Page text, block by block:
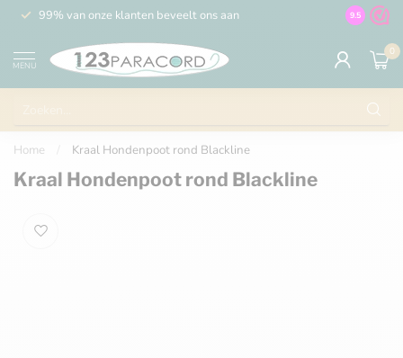
99% van onze klanten beveelt ons aan 100% de
9.5
MENU
0
Home Kraal Hondenpoot rond Blackline
Kraal Hondenpoot rond Blackline